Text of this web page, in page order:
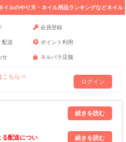
イルのやり方・ネイル用品ランキングなどネイル
会員登録
配送 ポイント利用
せ ネルパラ店舗
こちら⇒
ログイン
・お問い合わせ業務｣はお休みいたしま
る配送につい